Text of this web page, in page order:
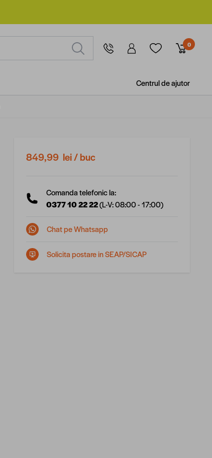
0
Centrul de ajutor
849,99 lei/ buc
Comanda telefonic la:
0377 10 22 22(L-V: 08:00 - 17:00)
Chat pe Whatsapp
Solicita postare in SEAP/SICAP